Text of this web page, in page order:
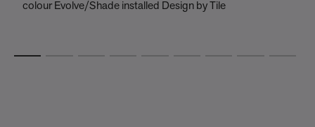
colour Evolve/Shade installed Design by Tile